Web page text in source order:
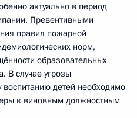
актуально в период
Превентивными
правил пожарной
норм,
образовательных
В случае угрозы
воспитанию детей необходимо
к виновным должностным